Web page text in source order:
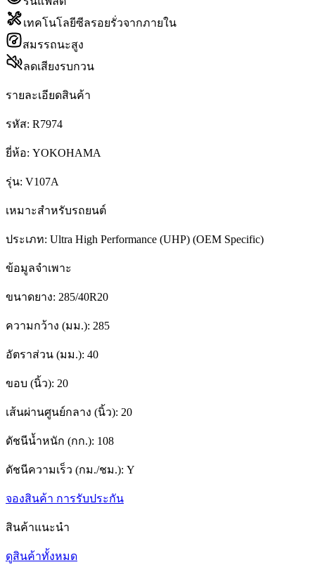
เทคโนโลยีซีลรอยรั่วจากภายใน
สมรรถนะสูง
ลดเสียงรบกวน
รายละเอียดสินค้า
รหัส: R7974
ยี่ห้อ: YOKOHAMA
รุ่น: V107A
เหมาะสำหรับรถยนต์
ประเภท: Ultra High Performance (UHP) (OEM Specific)
ข้อมูลจำเพาะ
ขนาดยาง: 285/40R20
ความกว้าง (มม.): 285
อัตราส่วน (มม.): 40
ขอบ (นิ้ว): 20
เส้นผ่านศูนย์กลาง (นิ้ว): 20
ดัชนีน้ำหนัก (กก.): 108
ดัชนีความเร็ว (กม./ชม.): Y
จองสินค้า การรับประกัน
สินค้าแนะนำ
ดูสินค้าทั้งหมด